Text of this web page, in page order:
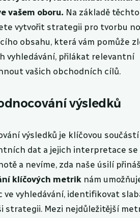
vašem oboru. Na základě těchto
vytvořit strategii pro tvorbu
obsahu, která vám pomůže
vyhledávání, přilákat relevantní
vašich obchodních cílů.
výsledků
výsledků je klíčovou součástí
dat a jejich interpretace se
a nevíme, zda naše úsilí
klíčových metrik nám
ve vyhledávání, identifikovat
strategii. Mezi nejdůležitější